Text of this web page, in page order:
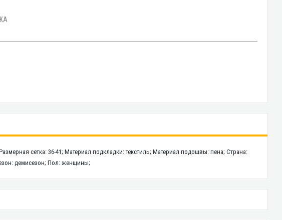
сетка: 36-41; Материал подкладки: текстиль; Материал подошвы: пена; Страна:
демисезон; Пол: женщины;